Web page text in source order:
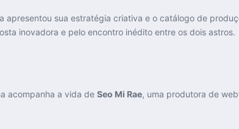
apresentou sua estratégia criativa e o catálogo de
inovadora e pelo encontro inédito entre os dois astros.
acompanha a vida de Seo Mi Rae, uma produtora de